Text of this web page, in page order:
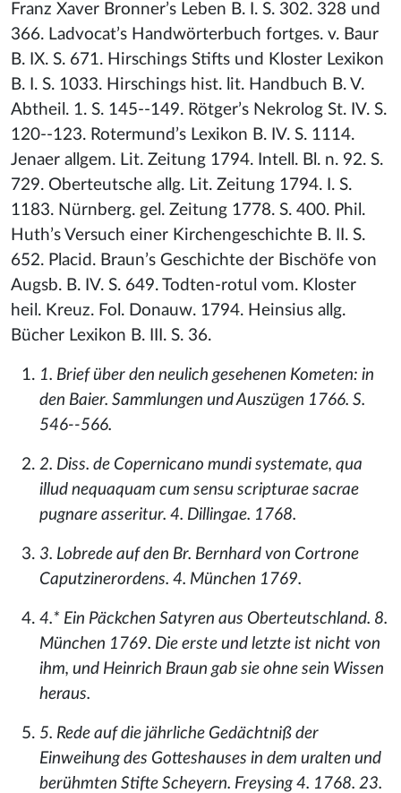
Franz Xaver Bronner’s Leben B. I. S. 302. 328 und
366. Ladvocat’s Handwörterbuch fortges. v. Baur
B. IX. S. 671. Hirschings Stifts und Kloster Lexikon
B. I. S. 1033. Hirschings hist. lit. Handbuch B. V.
Abtheil. 1. S. 145--149. Rötger’s Nekrolog St. IV. S.
120--123. Rotermund’s Lexikon B. IV. S. 1114.
Jenaer allgem. Lit. Zeitung 1794. Intell. Bl. n. 92. S.
729. Oberteutsche allg. Lit. Zeitung 1794. I. S.
1183. Nürnberg. gel. Zeitung 1778. S. 400. Phil.
Huth’s Versuch einer Kirchengeschichte B. II. S.
652. Placid. Braun’s Geschichte der Bischöfe von
Augsb. B. IV. S. 649. Todten-rotul vom. Kloster
heil. Kreuz. Fol. Donauw. 1794. Heinsius allg.
Bücher Lexikon B. III. S. 36.
1. Brief über den neulich gesehenen Kometen: in
den Baier. Sammlungen und Auszügen 1766. S.
546--566.
2. Diss. de Copernicano mundi systemate, qua
illud nequaquam cum sensu scripturae sacrae
pugnare asseritur. 4. Dillingae. 1768.
3. Lobrede auf den Br. Bernhard von Cortrone
Caputzinerordens. 4. München 1769.
4.* Ein Päckchen Satyren aus Oberteutschland. 8.
München 1769. Die erste und letzte ist nicht von
ihm, und Heinrich Braun gab sie ohne sein Wissen
heraus.
5. Rede auf die jährliche Gedächtniß der
Einweihung des Gotteshauses in dem uralten und
berühmten Stifte Scheyern. Freysing 4. 1768. 23.